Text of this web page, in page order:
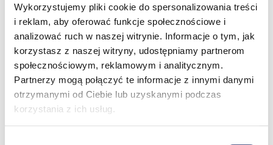
Wykorzystujemy pliki cookie do spersonalizowania treści
i reklam, aby oferować funkcje społecznościowe i
analizować ruch w naszej witrynie. Informacje o tym, jak
korzystasz z naszej witryny, udostępniamy partnerom
społecznościowym, reklamowym i analitycznym.
Partnerzy mogą połączyć te informacje z innymi danymi
otrzymanymi od Ciebie lub uzyskanymi podczas
korzystania z ich usług.
Ratownictwo medyczne
Zobacz wszystko
Stomatologia, protetyka i ortodoncja
Wróć
Druk 3D
Gabinet stomatologiczny
Ortodoncja